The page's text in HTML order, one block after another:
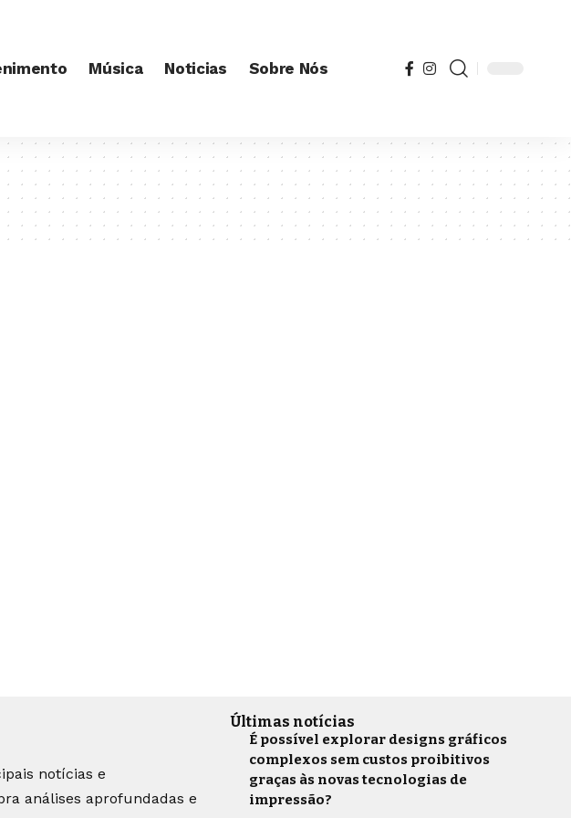
Música Noticias Sobre Nós
notícias e
análises aprofundadas e
Últimas notícias
É possível explorar designs gráficos
complexos sem custos proibitivos
graças às novas tecnologias de
impressão?